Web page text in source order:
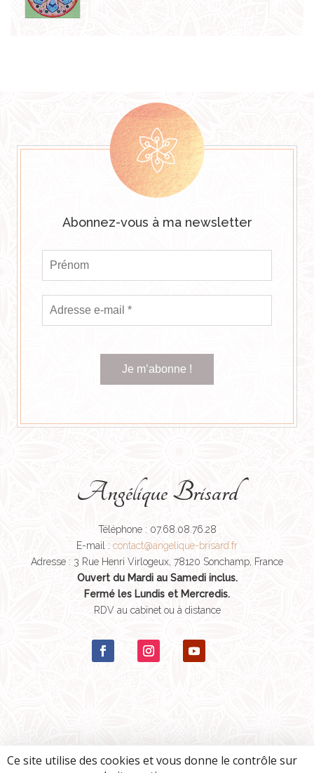
Ce site utilise des cookies et vous donne le contrôle sur
Abonnez-vous à ma newsletter
Angélique Brisard
Téléphone : 07.68.08.76.28
E-mail : contact@angelique-brisard.fr
Adresse : 3 Rue Henri Virlogeux, 78120 Sonchamp, France
Ouvert du Mardi au Samedi inclus.
Fermé les Lundis et Mercredis.
RDV au cabinet ou à distance